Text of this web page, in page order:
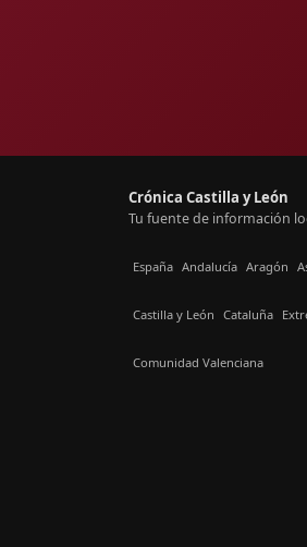
Crónica Castilla y León
Tu fuente de información
España Andalucía Aragón
Castilla y León Cataluña
Comunidad Valenciana